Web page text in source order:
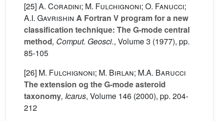
[25]A. Coradini; M. Fulchignoni; O. Fanucci;
A.I. Gavrishin A Fortran V program for a new
classification technique: The G-mode central
method, Comput. Geosci., Volume 3 (1977), pp.
85-105
[26] M. Fulchignoni; M. Birlan; M.A. Barucci
The extension og the G-mode asteroid
taxonomy, Icarus, Volume 146 (2000), pp. 204-
212